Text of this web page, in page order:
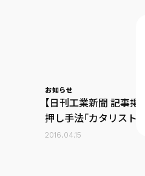
お知らせ
【日刊工業新聞 記事掲
押し手法「カタリスト
グ」について
2016.04.15